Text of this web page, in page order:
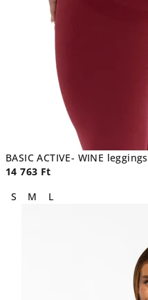
BASIC ACTIVE- WINE leggings
14 763 Ft
S
M L